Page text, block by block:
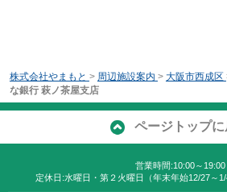
株式会社やまもと > 周辺施設案内 > 大阪市西成区
な銀行 萩ノ茶屋支店
ページトップに
営業時間:10:00～19:00
定休日:水曜日・第２火曜日（年末年始12/27～1/